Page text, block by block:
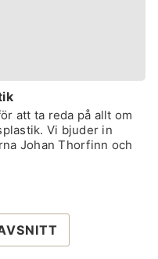
att ta reda på allt om
Vi bjuder in
Johan Thorfinn och